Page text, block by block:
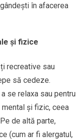
în afacerea
și fizice
recreative sau
să cedeze.
se relaxa sau pentru
și fizic, ceea
de altă parte,
(cum ar fi alergatul,